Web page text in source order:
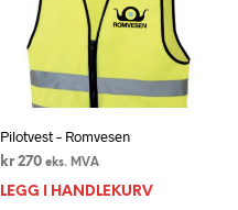
Pilotvest – Romvesen
kr270 eks. MVA
LEGG I HANDLEKURV